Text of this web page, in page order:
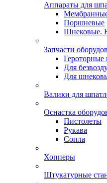
Аппараты для
Поршневые
Шнековые.
Запчасти
Героторные
Для
Для
Валики для
Оснастка
Пистолеты
Рукава
Сопла
Хопперы
Штукатурные